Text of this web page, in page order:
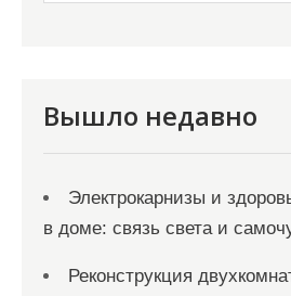
Вышло недавно
Электрокарнизы и
в доме: связь света и
Реконструкция